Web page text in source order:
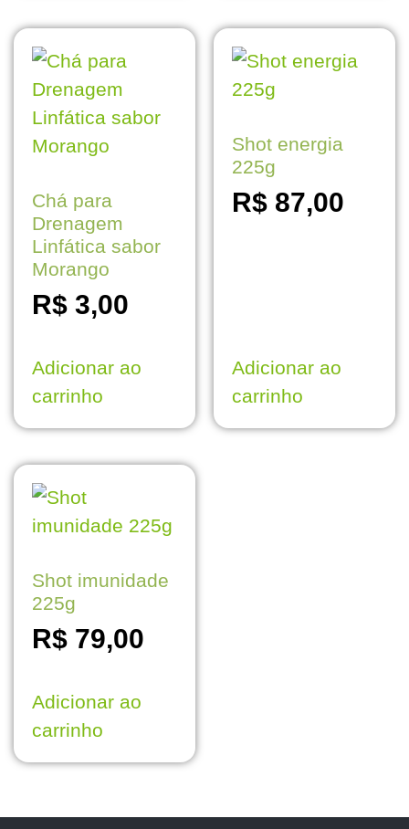
Chá para
Drenagem
Linfática sabor
Morango
R$ 3,00
Adicionar ao
carrinho
Shot energia
225g
R$ 87,00
Adicionar ao
carrinho
Shot imunidade
225g
R$ 79,00
Adicionar ao
carrinho